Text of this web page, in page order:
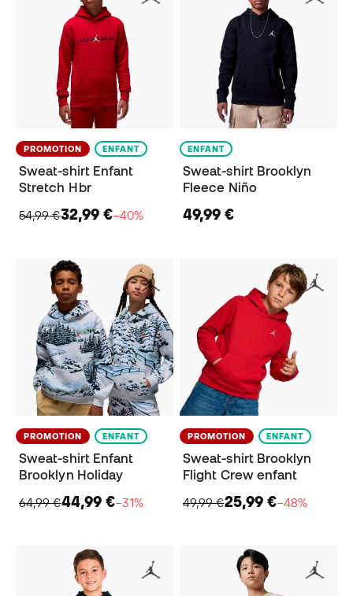
PROMOTION ENFANT
Sweat-shirt Enfant
Stretch Hbr
54,99 €32,99 €−40%
ENFANT
Sweat-shirt Brooklyn
Fleece Niño
49,99 €
PROMOTION ENFANT
Sweat-shirt Enfant
Brooklyn Holiday
64,99 €44,99 €−31%
PROMOTION ENFANT
Sweat-shirt Brooklyn
Flight Crew enfant
49,99 €25,99 €−48%